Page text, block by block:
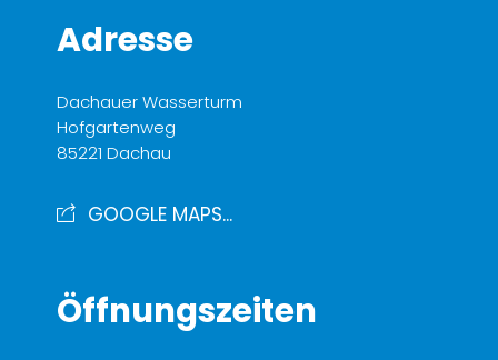
Adresse
Dachauer Wasserturm
Hofgartenweg
85221 Dachau
GOOGLE MAPS...
Öffnungszeiten